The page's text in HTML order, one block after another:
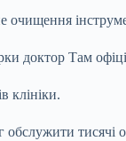
очищення
доктор Там
клініки.
обслужити